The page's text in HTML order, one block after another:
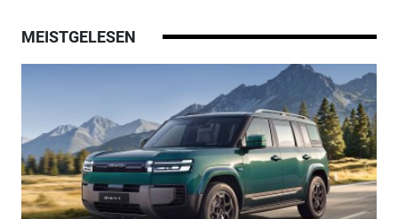
MEISTGELESEN